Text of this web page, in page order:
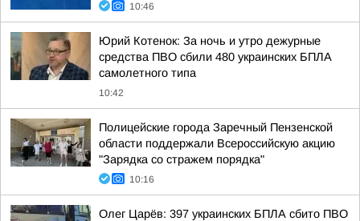
10:46
Юрий Котенок: За ночь и утро дежурные
средства ПВО сбили 480 украинских БПЛА
самолетного типа
10:42
Полицейские города Заречный Пензенской
области поддержали Всероссийскую акцию
"Зарядка со стражем порядка"
10:16
Олег Царёв: 397 украинских БПЛА сбито ПВО